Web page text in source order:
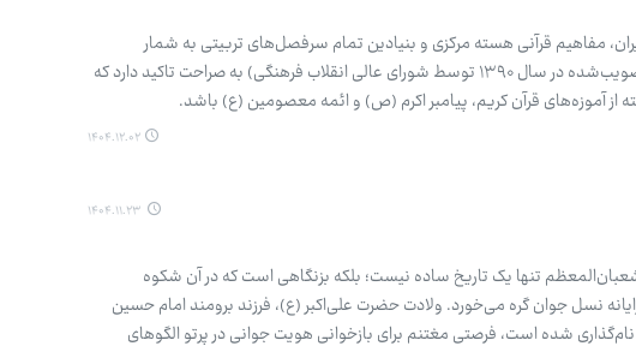
مفاهیم قرآنی هسته مرکزی و بنیادین تمام سرفصل‌های تربیتی به شمار
می‌روند. سند تحول بنیادین آموزش و پرورش (تصویب‌شده در سال ۱۳۹۰ توسط شورای عالی انقلاب فرهنگی) به صراحت تاکید دارد که
از آموزه‌های قرآن کریم، پیامبر اکرم (ص) و ائمه معصومین (ع) باشد.
۱۴۰۴.۱۲.۰۲
۱۴۰۴.۱۱.۲۳
تنها یک تاریخ ساده نیست؛ بلکه بزنگاهی است که در آن شکوه
نسل جوان گره می‌خورد. ولادت حضرت علی‌اکبر (ع)، فرزند برومند امام حسین
شده است، فرصتی مغتنم برای بازخوانی هویت جوانی در پرتو الگوهای